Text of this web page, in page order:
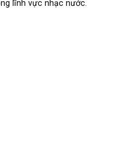
lĩnh vực nhạc nước.